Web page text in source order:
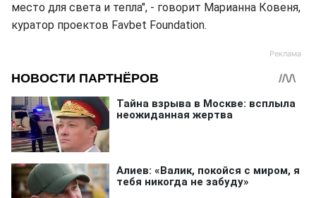
место для света и тепла", - говорит Марианна Ковеня,
куратор проектов Favbet Foundation.